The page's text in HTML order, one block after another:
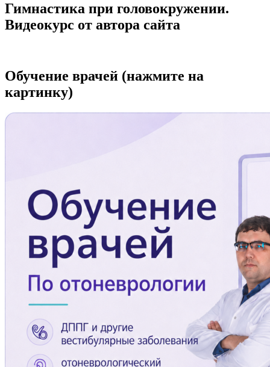
Гимнастика при головокружении.
Видеокурс от автора сайта
Обучение врачей (нажмите на
картинку)